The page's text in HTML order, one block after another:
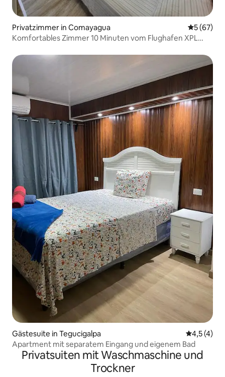
Privatzimmer in Comayagua
5 (67)
Komfortables Zimmer 10 Minuten vom Flughafen XPL
Gästesuite in Tegucigalpa
4,5 (4)
Apartment mit separatem Eingang und eigenem Bad
Privatsuiten mit Waschmaschine und
Trockner